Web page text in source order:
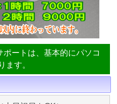
ートは、基本的にパソコ
ます。